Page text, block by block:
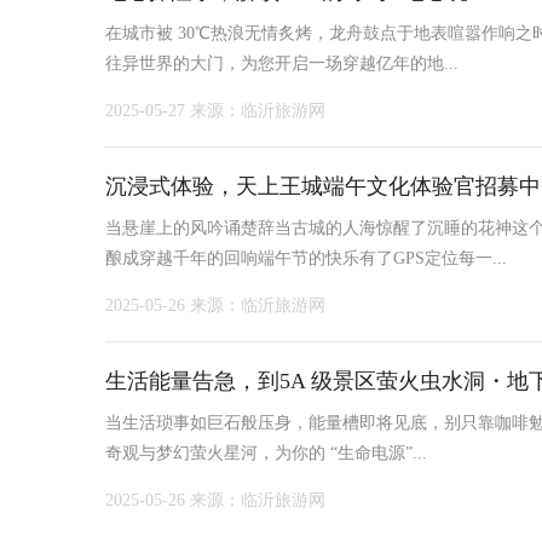
在城市被 30℃热浪无情炙烤，龙舟鼓点于地表喧嚣作响
往异世界的大门，为您开启一场穿越亿年的地...
2025-05-27 来源：临沂旅游网
沉浸式体验，天上王城端午文化体验官招募
当悬崖上的风吟诵楚辞当古城的人海惊醒了沉睡的花神
酿成穿越千年的回响端午节的快乐有了GPS定位每一...
2025-05-26 来源：临沂旅游网
生活能量告急，到5A 级景区萤火虫水洞・地
当生活琐事如巨石般压身，能量槽即将见底，别只靠咖
奇观与梦幻萤火星河，为你的 “生命电源”...
2025-05-26 来源：临沂旅游网